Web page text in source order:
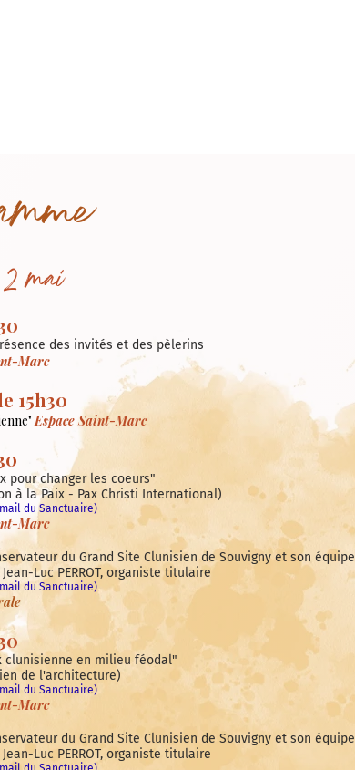
mai
des invités et des pèlerins
Marc
15h30
Espace Saint-Marc
pour changer les coeurs"
à la Paix - Pax Christi International)
du Sanctuaire)
Marc
du Grand Site Clunisien de Souvigny et son équipe
Luc PERROT, organiste titulaire
du Sanctuaire)
clunisienne en milieu féodal"
de l'architecture)
du Sanctuaire)
Marc
du Grand Site Clunisien de Souvigny et son équipe
Luc PERROT, organiste titulaire